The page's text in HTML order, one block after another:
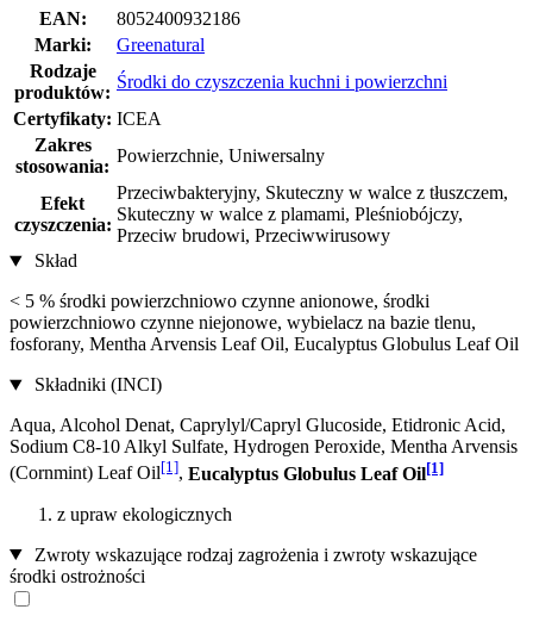
EAN:
8052400932186
Marki:
Greenatural
Rodzaje
produktów:
Środki do czyszczenia kuchni i powierzchni
Certyfikaty: ICEA
Zakres
stosowania:
Powierzchnie, Uniwersalny
Efekt
czyszczenia:
Przeciwbakteryjny, Skuteczny w walce z tłuszczem,
Skuteczny w walce z plamami, Pleśniobójczy,
Przeciw brudowi, Przeciwwirusowy
Skład
< 5 % środki powierzchniowo czynne anionowe, środki
powierzchniowo czynne niejonowe, wybielacz na bazie tlenu,
fosforany, Mentha Arvensis Leaf Oil, Eucalyptus Globulus Leaf Oil
Składniki (INCI)
Aqua, Alcohol Denat, Caprylyl/Capryl Glucoside, Etidronic Acid,
Sodium C8-10 Alkyl Sulfate, Hydrogen Peroxide, Mentha Arvensis
(Cornmint) Leaf Oil[1], Eucalyptus Globulus Leaf Oil[1]
z upraw ekologicznych
Zwroty wskazujące rodzaj zagrożenia i zwroty wskazujące
środki ostrożności